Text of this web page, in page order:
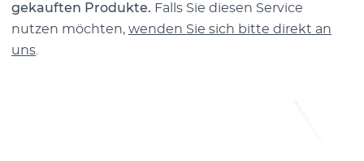
gekauften Produkte. Falls Sie diesen Service
nutzen möchten, wenden Sie sich bitte direkt an
uns